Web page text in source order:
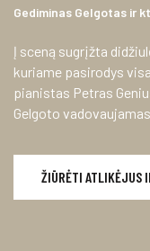
Gediminas Gelgotas ir kt.
Į sceną sugrįžta
kuriame pasirodys
pianistas Petras
Gelgoto
ŽIŪRĖTI ATLIKĖJUS